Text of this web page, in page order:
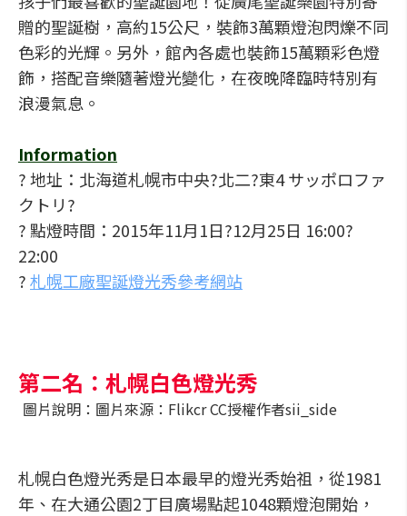
贈的聖誕樹，高約15公尺，裝飾3萬顆燈泡閃爍不同
色彩的光輝。另外，館內各處也裝飾15萬顆彩色燈
飾，搭配音樂隨著燈光變化，在夜晚降臨時特別有
浪漫氣息。
Information
? 地址：北海道札幌市中央?北二?東4 サッポロファ
クトリ?
? 點燈時間：2015年11月1日?12月25日 16:00?
22:00
?札幌工廠聖誕燈光秀參考網站
第二名：札幌白色燈光秀
圖片說明：圖片來源：Flikcr CC授權作者sii_side
札幌白色燈光秀是日本最早的燈光秀始祖，從1981
年、在大通公園2丁目廣場點起1048顆燈泡開始，